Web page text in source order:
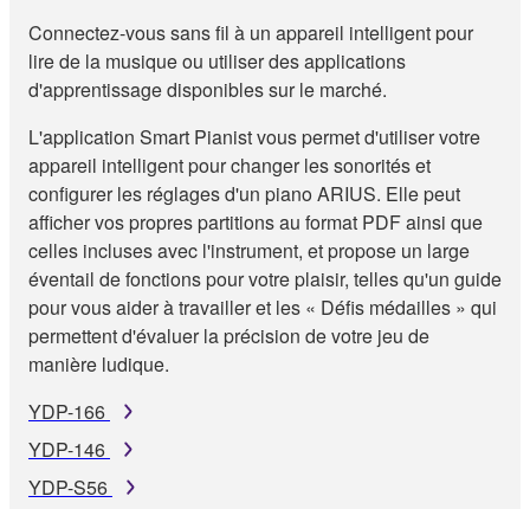
Connectez-vous sans fil à un appareil intelligent pour
lire de la musique ou utiliser des applications
d'apprentissage disponibles sur le marché.
L'application Smart Pianist vous permet d'utiliser votre
appareil intelligent pour changer les sonorités et
configurer les réglages d'un piano ARIUS. Elle peut
afficher vos propres partitions au format PDF ainsi que
celles incluses avec l'instrument, et propose un large
éventail de fonctions pour votre plaisir, telles qu'un guide
pour vous aider à travailler et les « Défis médailles » qui
permettent d'évaluer la précision de votre jeu de
manière ludique.
YDP-166
YDP-146
YDP-S56